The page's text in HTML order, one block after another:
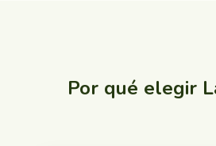
Por qué elegir